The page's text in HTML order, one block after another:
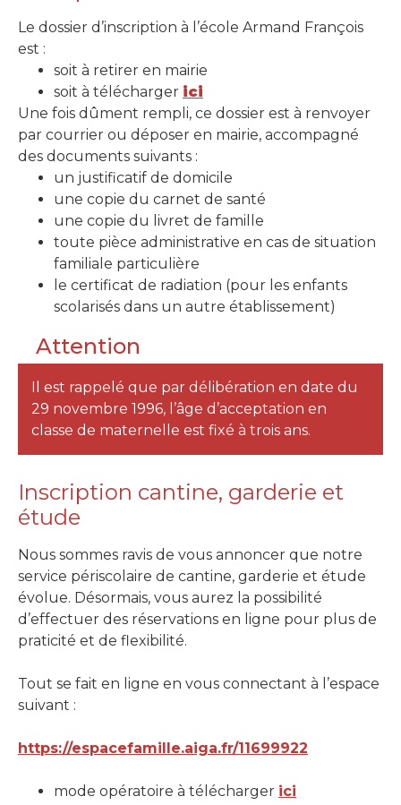
Le dossier d’inscription à l’école Armand François
est :
soit à retirer en mairie
soit à télécharger ici
Une fois dûment rempli, ce dossier est à renvoyer
par courrier ou déposer en mairie, accompagné
des documents suivants :
un justificatif de domicile
une copie du carnet de santé
une copie du livret de famille
toute pièce administrative en cas de situation
familiale particulière
le certificat de radiation (pour les enfants
scolarisés dans un autre établissement)
Attention
Il est rappelé que par délibération en date du
29 novembre 1996, l’âge d’acceptation en
classe de maternelle est fixé à trois ans.
Inscription cantine, garderie et
étude
Nous sommes ravis de vous annoncer que notre
service périscolaire de cantine, garderie et étude
évolue. Désormais, vous aurez la possibilité
d’effectuer des réservations en ligne pour plus de
praticité et de flexibilité.
Tout se fait en ligne en vous connectant à l’espace
suivant :
https://espacefamille.aiga.fr/11699922
mode opératoire à télécharger ici